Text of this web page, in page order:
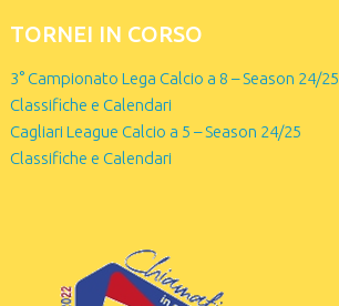
TORNEI IN CORSO
3° Campionato Lega Calcio a 8 – Season 24/25
Classifiche e Calendari
Cagliari League Calcio a 5 – Season 24/25
Classifiche e Calendari